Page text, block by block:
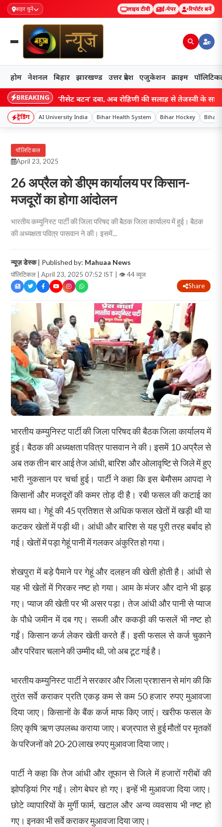
शहर चुनें लाइव टीवी ई-पेपर रिपोर्टर बनें
होम नेशनल बिहार झारखण्ड उत्तर प्रदेश एजुकेशन क्राइम
BREAKING
राजद में ‘रीसेट बटन’ दबा, अब रोहिणी की सलाह से तेजस्वी के सामने नई
ट्रेंडिंग AI University India Bihar Health System Bihar Hockey Bihar
पॉलिटिकल
April 23, 2025
26 अप्रैल को डीएम कार्यालय पर किसान-
मजदूरों का होगा आंदोलन
भारतीय कम्युनिस्ट पार्टी की जिला परिषद की बैठक जिला कार्यालय में हुई। बैठक
की अध्यक्षता पवित्र पासवान ने की। इसमें...
न्यूज़ डेस्क| Published by: Mahuaa News
पॉलिटिकल | April 23, 2025 07:52 IST | 👁 44 व्यूज
Share
भारतीय कम्युनिस्ट पार्टी की जिला परिषद की बैठक जिला कार्यालय में
हुई। बैठक की अध्यक्षता पवित्र पासवान ने की। इसमें 10 अप्रैल से
अब तक तीन बार आई तेज आंधी, बारिश और ओलावृष्टि से जिले में हुए
भारी नुकसान पर चर्चा हुई। पार्टी ने कहा कि इस बेमौसम आपदा ने
किसानों और मजदूरों की कमर तोड़ दी है। रबी फसल की कटाई का
समय था। गेहूं की 45 प्रतिशत से अधिक फसल खेतों में खड़ी थी या
कटकर खेतों में पड़ी थी। आंधी और बारिश से यह पूरी तरह बर्बाद हो
गई। खेतों में पड़ा गेहूं पानी में गलकर अंकुरित हो गया।
शेखपुरा में बड़े पैमाने पर गेहूं और दलहन की खेती होती है। आंधी से
यह भी खेतों में गिरकर नष्ट हो गया। आम के मंजर और दाने भी झड़
गए। प्याज की खेती पर भी असर पड़ा। तेज आंधी और पानी से प्याज
के पौधे जमीन में दब गए। सब्जी और ककड़ी की फसलें भी नष्ट हो
गईं। किसान कर्ज लेकर खेती करते हैं। इसी फसल से कर्ज चुकाने
और परिवार चलाने की उम्मीद थी, जो अब टूट गई है।
भारतीय कम्युनिस्ट पार्टी ने सरकार और जिला प्रशासन से मांग की कि
तुरंत सर्वे कराकर प्रति एकड़ कम से कम 50 हजार रुपए मुआवजा
दिया जाए। किसानों के बैंक कर्ज माफ किए जाएं। खरीफ फसल के
लिए कृषि ऋण उपलब्ध कराया जाए। बज्रपात से हुई मौतों पर मृतकों
के परिजनों को 20-20 लाख रुपए मुआवजा दिया जाए।
पार्टी ने कहा कि तेज आंधी और तूफान से जिले में हजारों गरीबों की
झोपड़ियां गिर गईं। लोग बेघर हो गए। इन्हें भी मुआवजा दिया जाए।
छोटे व्यापारियों के मुर्गी फार्म, खटाल और अन्य व्यवसाय भी नष्ट हो
गए। इनका भी सर्वे कराकर मुआवजा दिया जाए।